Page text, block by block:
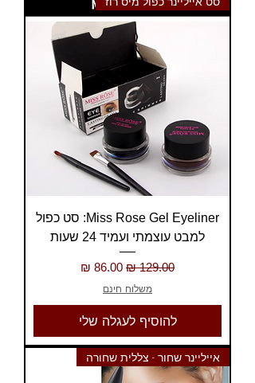
Miss Rose Gel Eyeliner: סט כפול
למבט עוצמתי ועמיד 24 שעות
מחיר רגיל מחיר מבצע
משלוח חינם
להוסיף לעגלה שלי
אייליינר שחור - צללית שחורה